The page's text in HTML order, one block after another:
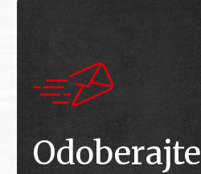
Odoberajte